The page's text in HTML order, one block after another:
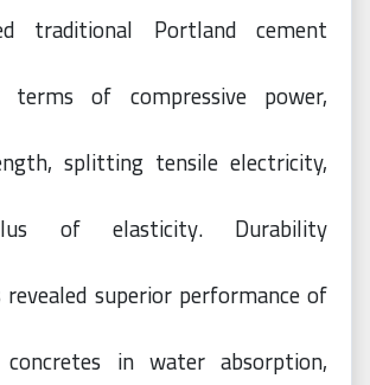
traditional Portland cement
of compressive power,
splitting tensile electricity,
of elasticity. Durability
revealed superior performance of
concretes in water absorption,